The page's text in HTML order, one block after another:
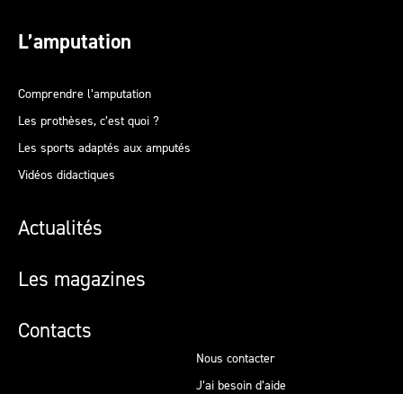
L’amputation
Comprendre l’amputation
Les prothèses, c’est quoi ?
Les sports adaptés aux amputés
Vidéos didactiques
Actualités
Les magazines
Contacts
Nous contacter
J’ai besoin d’aide